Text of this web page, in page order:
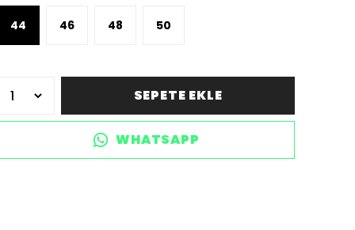
44 46 48 50
SEPETE EKLE
WHATSAPP